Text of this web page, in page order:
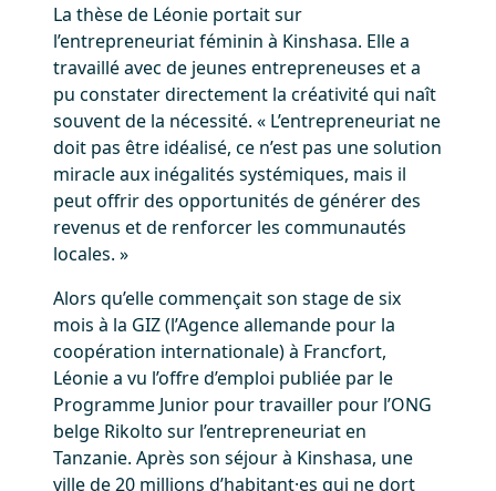
La thèse de Léonie portait sur
l’entrepreneuriat féminin à Kinshasa. Elle a
travaillé avec de jeunes entrepreneuses et a
pu constater directement la créativité qui naît
souvent de la nécessité. « L’entrepreneuriat ne
doit pas être idéalisé, ce n’est pas une solution
miracle aux inégalités systémiques, mais il
peut offrir des opportunités de générer des
revenus et de renforcer les communautés
locales. »
Alors qu’elle commençait son stage de six
mois à la GIZ (l’Agence allemande pour la
coopération internationale) à Francfort,
Léonie a vu l’offre d’emploi publiée par le
Programme Junior pour travailler pour l’ONG
belge Rikolto sur l’entrepreneuriat en
Tanzanie. Après son séjour à Kinshasa, une
ville de 20 millions d’habitant·es qui ne dort